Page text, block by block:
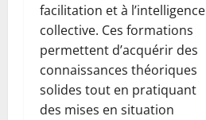
facilitation et à l’intelligence
collective. Ces formations
permettent d’acquérir des
connaissances théoriques
solides tout en pratiquant
des mises en situation